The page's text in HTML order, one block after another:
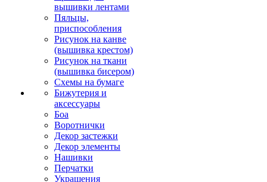
вышивки лентами
Пяльцы,
приспособления
Рисунок на канве
(вышивка крестом)
Рисунок на ткани
(вышивка бисером)
Схемы на бумаге
Бижутерия и
аксессуары
Боа
Воротнички
Декор застежки
Декор элементы
Нашивки
Перчатки
Украшения